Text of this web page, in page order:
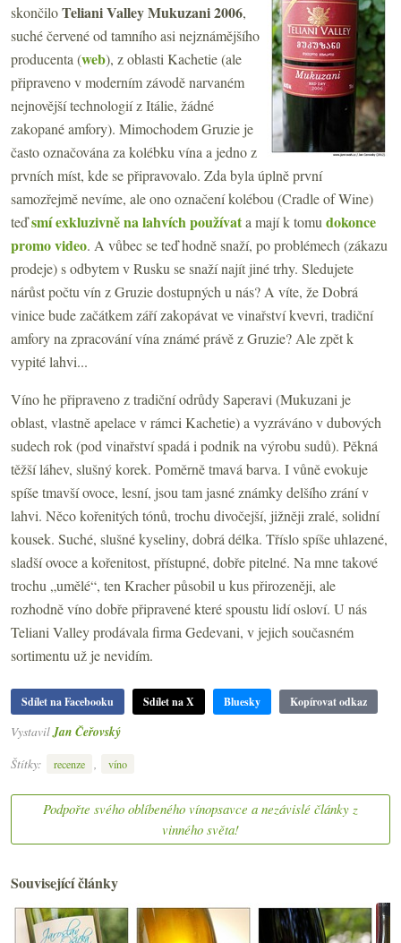
skončiloTeliani Valley Mukuzani 2006,
suché červené od tamního asi nejznámějšího
producenta (web), z oblasti Kachetie (ale
připraveno v moderním závodě narvaném
nejnovější technologií z Itálie, žádné
zakopané amfory). Mimochodem Gruzie je
často označována za kolébku vína a jedno z
prvních míst, kde se připravovalo. Zda byla úplně první
samozřejmě nevíme, ale ono označení kolébou (Cradle of Wine)
teďsmí exkluzivně na lahvích používata mají k tomu dokonce
promo video. A vůbec se teď hodně snaží, po problémech (zákazu
prodeje) s odbytem v Rusku se snaží najít jiné trhy. Sledujete
nárůst počtu vín z Gruzie dostupných u nás? A víte, že Dobrá
vinice bude začátkem září zakopávat ve vinařství kvevri, tradiční
amfory na zpracování vína známé právě z Gruzie? Ale zpět k
vypité lahvi...
Víno he připraveno z tradiční odrůdy Saperavi (Mukuzani je
oblast, vlastně apelace v rámci Kachetie) a vyzráváno v dubových
sudech rok (pod vinařství spadá i podnik na výrobu sudů). Pěkná
těžší láhev, slušný korek. Poměrně tmavá barva. I vůně evokuje
spíše tmavší ovoce, lesní, jsou tam jasné známky delšího zrání v
lahvi. Něco kořenitých tónů, trochu divočejší, jižněji zralé, solidní
kousek. Suché, slušné kyseliny, dobrá délka. Tříslo spíše uhlazené,
sladší ovoce a kořenitost, přístupné, dobře pitelné. Na mne takové
trochu „umělé“, ten Kracher působil u kus přirozeněji, ale
rozhodně víno dobře připravené které spoustu lidí osloví. U nás
Teliani Valley prodávala firma Gedevani, v jejich současném
sortimentu už je nevidím.
Sdílet na Facebooku Sdílet na X Bluesky Kopírovat odkaz
Vystavil Jan Čeřovský
Štítky:
recenze , víno
Podpořte svého oblíbeného vínopsavce a nezávislé články z
vinného světa!
Související články